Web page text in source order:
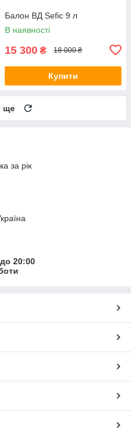
Балон ВД Sefic 9 л
В наявності
15 300 ₴ 18 000 ₴
Купити
ще
за рік
20:00